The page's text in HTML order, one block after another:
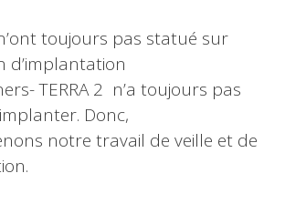
toujours pas statué sur
d’implantation
TERRA 2 n’a toujours pas
Donc,
notre travail de veille et de